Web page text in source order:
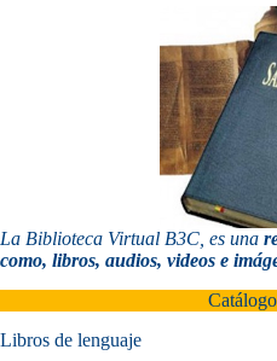
La Biblioteca Virtual B3C, es una
como, libros, audios, videos e
Libros de lenguaje